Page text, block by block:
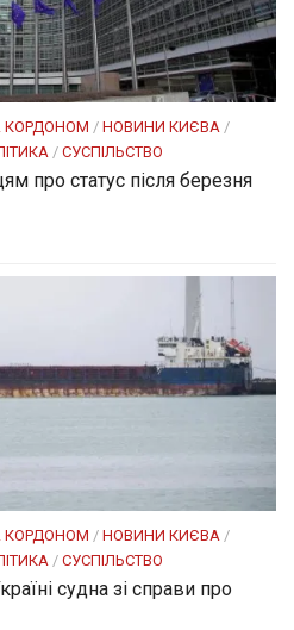
КОРДОНОМ / НОВИНИ КИЄВА /
/ СУСПІЛЬСТВО
про статус після березня
КОРДОНОМ / НОВИНИ КИЄВА /
/ СУСПІЛЬСТВО
судна зі справи про